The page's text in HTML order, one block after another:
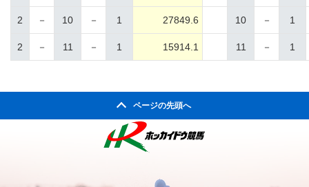
2 － 10 － 1 27849.6 10 － 1
2 － 11 － 1 15914.1 11 － 1
ページの先頭へ